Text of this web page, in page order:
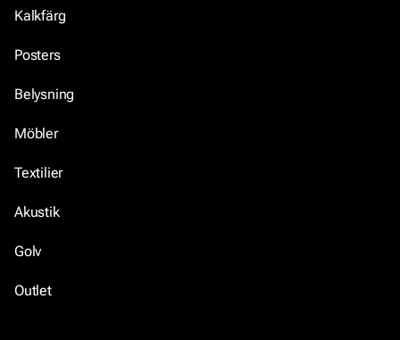
Kalkfärg
Posters
Belysning
Möbler
Textilier
Akustik
Golv
Outlet